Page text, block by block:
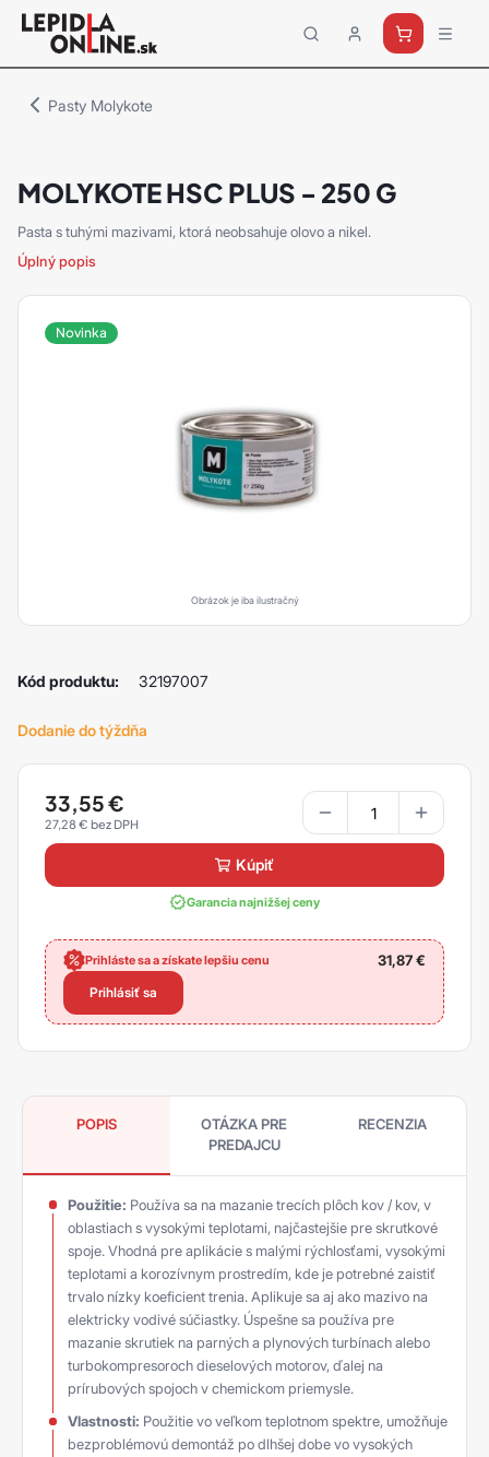
Priemyselné
lepidlá
Pasty Molykote
MOLYKOTE HSC PLUS - 250 G
Pasta s tuhými mazivami, ktorá neobsahuje olovo a nikel.
Úplný popis
Novinka
Obrázok je iba ilustračný
Kód produktu: 32197007
Dodanie do týždňa
33,55€
27,28€
kúpiť
Garancia najnižšej ceny
Prihláste sa a získate lepšiu cenu 31,87€
Prihlásiť sa
POPIS
OTÁZKA PRE
PREDAJCU
RECENZIA
Použitie: Používa sa na mazanie trecích plôch kov / kov, v
oblastiach s vysokými teplotami, najčastejšie pre skrutkové
spoje. Vhodná pre aplikácie s malými rýchlosťami, vysokými
teplotami a korozívnym prostredím, kde je potrebné zaistiť
trvalo nízky koeficient trenia. Aplikuje sa aj ako mazivo na
elektricky vodivé súčiastky. Úspešne sa používa pre
mazanie skrutiek na parných a plynových turbínach alebo
turbokompresoroch dieselových motorov, ďalej na
prírubových spojoch v chemickom priemysle.
Vlastnosti: Použitie vo veľkom teplotnom spektre, umožňuje
bezproblémovú demontáž po dlhšej dobe vo vysokých